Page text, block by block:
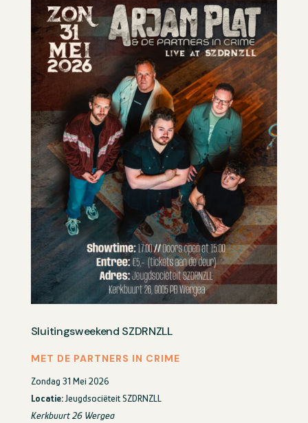
Sluitingsweekend SZDRNZLL
MET DE PARTNERS IN CRIME
Zondag 31 Mei 2026
Locatie:Jeugdsociëteit SZDRNZLL
Kerkbuurt 26 Wergea